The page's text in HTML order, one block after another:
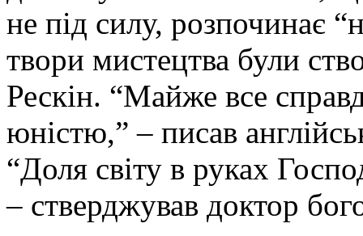
не під силу, розпочинає
твори мистецтва були
Рескін. “Майже все
юністю,” – писав
“Доля світу в руках
– стверджував доктор